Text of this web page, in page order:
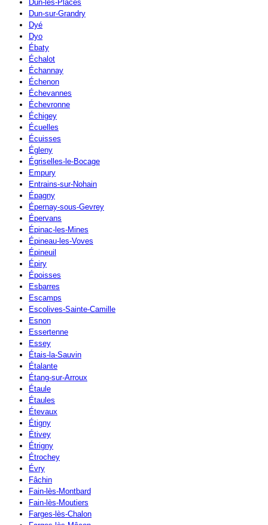
Dun-les-Places
Dun-sur-Grandry
Dyé
Dyo
Ébaty
Échalot
Échannay
Échenon
Échevannes
Échevronne
Échigey
Écuelles
Écuisses
Égleny
Égriselles-le-Bocage
Empury
Entrains-sur-Nohain
Épagny
Épernay-sous-Gevrey
Épervans
Épinac-les-Mines
Épineau-les-Voves
Épineuil
Épiry
Époisses
Esbarres
Escamps
Escolives-Sainte-Camille
Esnon
Essertenne
Essey
Étais-la-Sauvin
Étalante
Étang-sur-Arroux
Étaule
Étaules
Étevaux
Étigny
Étivey
Étrigny
Étrochey
Évry
Fâchin
Fain-lès-Montbard
Fain-lès-Moutiers
Farges-lès-Chalon